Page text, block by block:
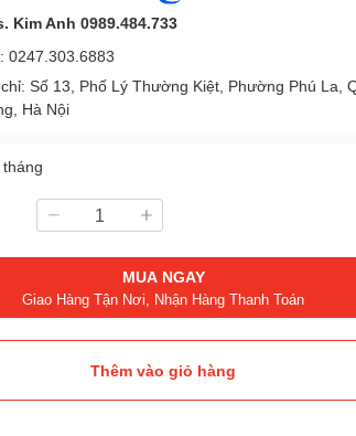
Kim Anh 0989.484.733
0247.303.6883
Số 13, Phố Lý Thường Kiệt, Phường Phú La,
Hà Nội
MUA NGAY
Giao Hàng Tận Nơi, Nhận Hàng Thanh Toán
Thêm vào giỏ hàng